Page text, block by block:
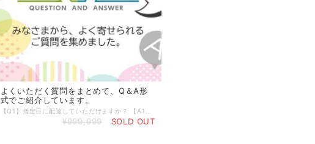
よくいただく質問をまとめて、Q＆A形
式でご紹介しています。
¥999,999 SOLD OUT